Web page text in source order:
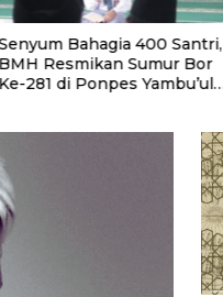
Bahagia 400 Santri,
BMH Resmikan Sumur Bor
Ke-281 di Ponpes Yambu’ul